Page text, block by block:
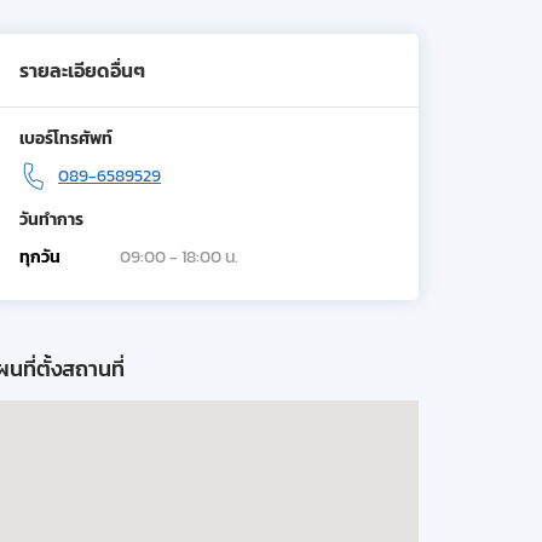
รายละเอียดอื่นๆ
เบอร์โทรศัพท์
089-6589529
วันทำการ
ทุกวัน
09:00 - 18:00 น.
นที่ตั้งสถานที่